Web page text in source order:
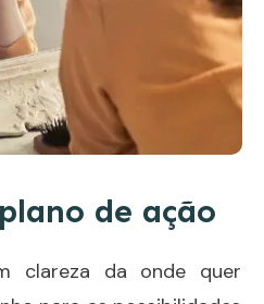
de ação
clareza da onde quer